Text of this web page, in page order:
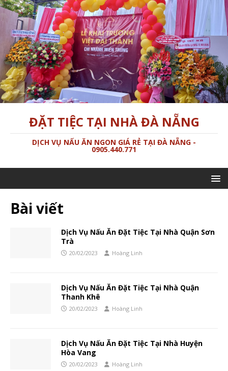
ĐẶT TIỆC TẠI NHÀ ĐÀ NẴNG
DỊCH VỤ NẤU ĂN NGON GIÁ RẺ TẠI ĐÀ NẴNG -
0905.440.771
Bài viết
Dịch Vụ Nấu Ăn Đặt Tiệc Tại Nhà Quận Sơn
Trà
20/02/2023 Hoàng Linh
Dịch Vụ Nấu Ăn Đặt Tiệc Tại Nhà Quận
Thanh Khê
20/02/2023 Hoàng Linh
Dịch Vụ Nấu Ăn Đặt Tiệc Tại Nhà Huyện
Hòa Vang
20/02/2023 Hoàng Linh